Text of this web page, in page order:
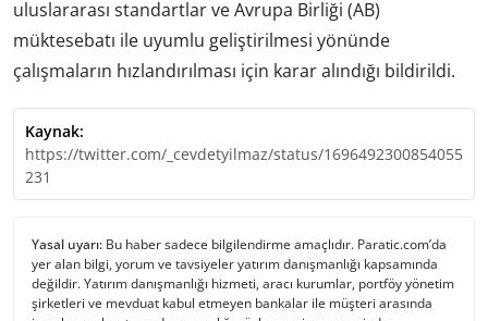
uluslararası standartlar ve Avrupa Birliği (AB)
müktesebatı ile uyumlu geliştirilmesi yönünde
çalışmaların hızlandırılması için karar alındığı bildirildi.
Kaynak:
https://twitter.com/_cevdetyilmaz/status/1696492300854055
231
Yasal uyarı: Bu haber sadece bilgilendirme amaçlıdır. Paratic.com’da
yer alan bilgi, yorum ve tavsiyeler yatırım danışmanlığı kapsamında
değildir. Yatırım danışmanlığı hizmeti, aracı kurumlar, portföy yönetim
şirketleri ve mevduat kabul etmeyen bankalar ile müşteri arasında